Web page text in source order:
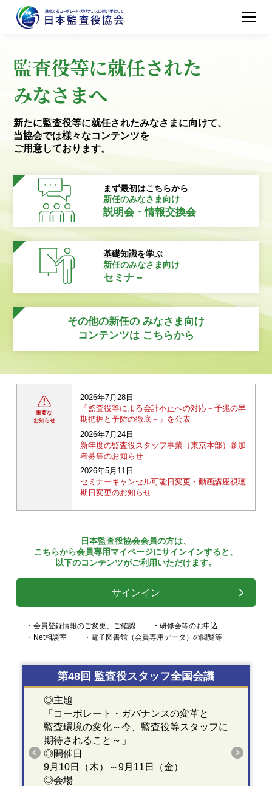
監査役等に就任された
みなさまへ
新たに監査役等に就任されたみなさまに向けて、
当協会では様々なコンテンツを
ご用意しております。
まず最初はこちらから
新任のみなさま向け
説明会・情報交換会
基礎知識を学ぶ
新任のみなさま向け
セミナ－
その他の新任の みなさま向け
コンテンツは こちらから
重要な
お知らせ
2026年7月28日
「監査役等による会計不正への対応－予兆の早
期把握と予防の徹底－」を公表
2026年7月24日
新年度の監査役スタッフ事業（東京本部）参加
者募集のお知らせ
2026年5月11日
セミナーキャンセル可能日変更・動画講座視聴
期日変更のお知らせ
日本監査役協会会員の方は、
こちらから会員専用マイページにサインインすると、
以下のコンテンツがご利用いただけます。
サインイン
・会員登録情報のご変更、ご確認
・研修会等のお申込
・Net相談室
・電子図書館（会員専用データ）の閲覧等
第48回 監査役スタッフ全国会議
◎主題
「コーポレート・ガバナンスの変革と
監査環境の変化～今、監査役等スタッフに
期待されること～」
◎開催日
9月10日（木）～9月11日（金）
◎会場